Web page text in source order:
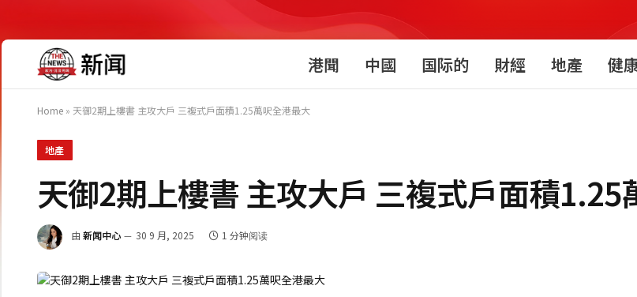
港聞 中國 国际的 財經 地產 健
Home » 天御2期上樓書 主攻大戶 三複式戶面積1.25萬呎全港最大
地產
天御2期上樓書 主攻大戶 三複式戶面積1.25
由 新闻中心 30 9 月, 2025 1 分钟阅读